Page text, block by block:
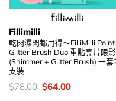
Fillimilli
乾閃濕閃都用得～FilliMilli Point
Glitter Brush Duo 重點亮片眼
(Shimmer + Glitter Brush) 一套
支裝
價
錢：
$78.00 Original
price
$64.00Current